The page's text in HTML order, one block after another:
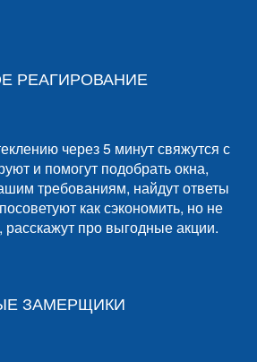
РЕАГИРОВАНИЕ
через 5 минут свяжутся с
и помогут подобрать окна,
требованиям, найдут ответы
как сэкономить, но не
расскажут про выгодные акции.
ЗАМЕРЩИКИ